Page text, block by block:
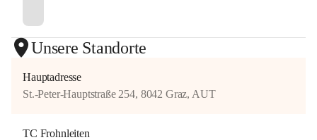
Unsere Standorte
Hauptadresse
St.-Peter-Hauptstraße 254, 8042 Graz, AUT
TC Frohnleiten